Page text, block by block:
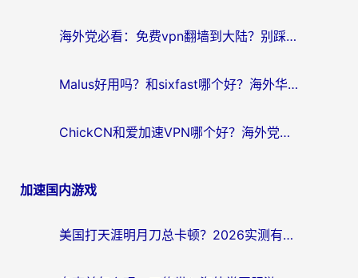
海外党必看：免费vpn翻墙到大陆？别踩坑！教你选对回国加速器无缝追剧玩游戏
Malus好用吗？和sixfast哪个好？海外华人亲测3款热门回国加速器，附排名指南
ChickCN和爱加速VPN哪个好？海外党亲测3款回国加速器，这一款才是无缝访问国内资源的最优解
加速国内游戏
美国打天涯明月刀总卡顿？2026实测有效的加速器推荐（附跨平台使用技巧）